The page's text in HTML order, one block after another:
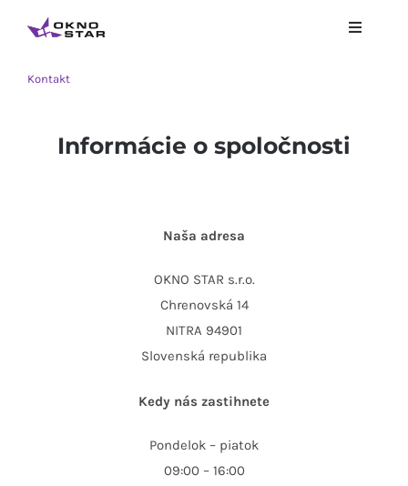
Toggle
Úvod
Okná a Dvere
Kontakt
Informácie o spoločnosti
Naša adresa
OKNO STAR s.r.o.
Chrenovská 14
NITRA 94901
Slovenská republika
Kedy nás zastihnete
Pondelok – piatok
09:00 – 16:00